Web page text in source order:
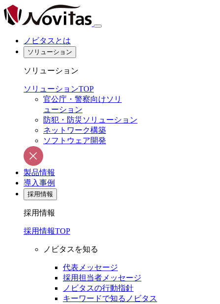
ノビタスとは
ソリューション
ソリューション
ソリューションTOP
官公庁・警察向けソリ
ューション
防犯・防災ソリューション
ネットワーク構築
ソフトウェア開発
製品情報
導入事例
採用情報
採用情報
採用情報TOP
ノビタスを知る
代表メッセージ
採用担当者メッセージ
ノビタスの行動指針
キーワードで知るノビタス